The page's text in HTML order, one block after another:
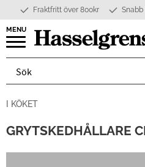
Meny
Fraktfritt över 800kr
I KÖKET
GRYTSKEDHÅLLARE